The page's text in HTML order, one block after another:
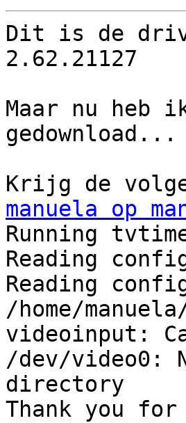
Dit is de
2.62.21127
Maar nu heb
gedownload...
manuela op
Running
Reading
Reading
/home/
videoinput:
/dev/video0:
directory
Thank you